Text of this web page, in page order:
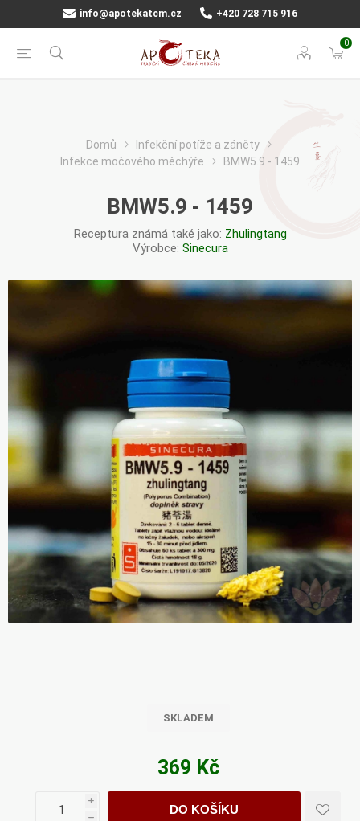
info@apotekatcm.cz +420 728 715 916
0
Domů
Infekční potíže a záněty
Infekce močového měchýře
BMW5.9 - 1459
BMW5.9 - 1459
Receptura známá také jako: Zhulingtang
Výrobce: Sinecura
SKLADEM
369 Kč
i
h
DO KOŠÍKU